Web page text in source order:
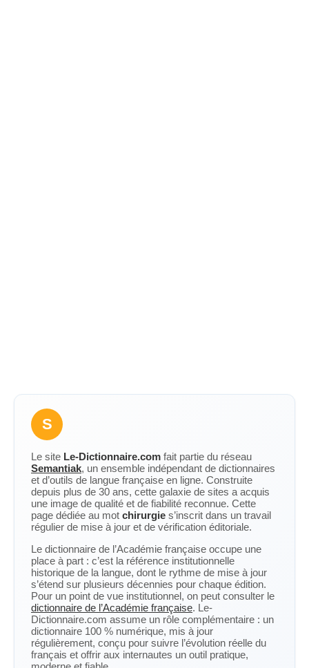
S
Le site Le-Dictionnaire.com fait partie du réseau
Semantiak, un ensemble indépendant de dictionnaires
et d’outils de langue française en ligne. Construite
depuis plus de 30 ans, cette galaxie de sites a acquis
une image de qualité et de fiabilité reconnue. Cette
page dédiée au mot chirurgie s’inscrit dans un travail
régulier de mise à jour et de vérification éditoriale.
Le dictionnaire de l’Académie française occupe une
place à part : c’est la référence institutionnelle
historique de la langue, dont le rythme de mise à jour
s’étend sur plusieurs décennies pour chaque édition.
Pour un point de vue institutionnel, on peut consulter le
dictionnaire de l’Académie française. Le-
Dictionnaire.com assume un rôle complémentaire : un
dictionnaire 100 % numérique, mis à jour
régulièrement, conçu pour suivre l’évolution réelle du
français et offrir aux internautes un outil pratique,